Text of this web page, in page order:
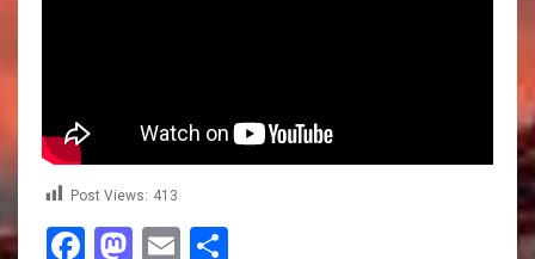
Post Views: 413
Facebook
Mastodon
Email